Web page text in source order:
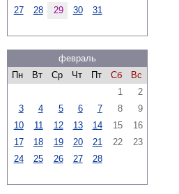
27
28 29 30 31
февраль
Пн
Вт Ср Чт Пт Сб
Вс
1
2
3
4 5 6 7 8
9
10
11 12 13 14 15
16
17
18 19 20 21 22
23
24
25 26 27 28